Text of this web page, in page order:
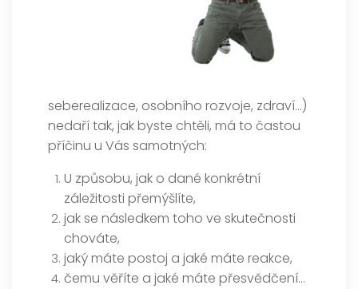
seberealizace, osobního rozvoje, zdraví…)
nedaří tak, jak byste chtěli, má to častou
příčinu u Vás samotných:
U způsobu, jak o dané konkrétní
záležitosti přemýšlíte,
jak se následkem toho ve skutečnosti
chováte,
jaký máte postoj a jaké máte reakce,
čemu věříte a jaké máte přesvědčení…